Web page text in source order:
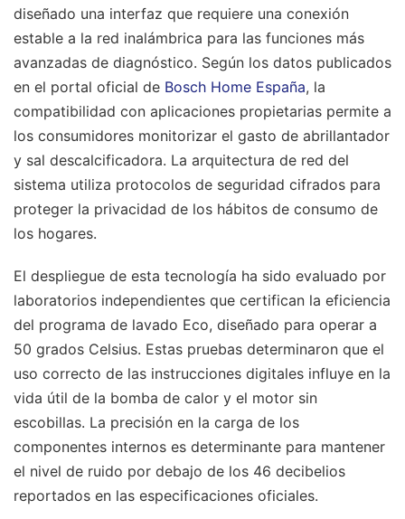
diseñado una interfaz que requiere una conexión
estable a la red inalámbrica para las funciones más
avanzadas de diagnóstico. Según los datos publicados
en el portal oficial de Bosch Home España, la
compatibilidad con aplicaciones propietarias permite a
los consumidores monitorizar el gasto de abrillantador
y sal descalcificadora. La arquitectura de red del
sistema utiliza protocolos de seguridad cifrados para
proteger la privacidad de los hábitos de consumo de
los hogares.
El despliegue de esta tecnología ha sido evaluado por
laboratorios independientes que certifican la eficiencia
del programa de lavado Eco, diseñado para operar a
50 grados Celsius. Estas pruebas determinaron que el
uso correcto de las instrucciones digitales influye en la
vida útil de la bomba de calor y el motor sin
escobillas. La precisión en la carga de los
componentes internos es determinante para mantener
el nivel de ruido por debajo de los 46 decibelios
reportados en las especificaciones oficiales.